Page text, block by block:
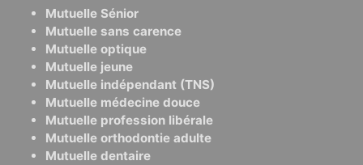
Mutuelle Sénior
Mutuelle sans carence
Mutuelle optique
Mutuelle jeune
Mutuelle indépendant (TNS)
Mutuelle médecine douce
Mutuelle profession libérale
Mutuelle orthodontie adulte
Mutuelle dentaire